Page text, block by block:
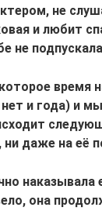
не
и любит
не
время
и года) и
даже на её
наказывала
она